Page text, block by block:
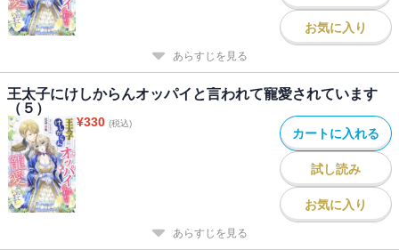
お気に入り
あらすじを見る
王太子にけしからんオッパイと言われて寵愛されています
（５）
¥330 (税込)
カートに入れる
試し読み
お気に入り
あらすじを見る